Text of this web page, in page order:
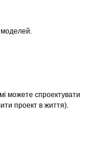
моделей.
можете спроектувати
проект в життя).